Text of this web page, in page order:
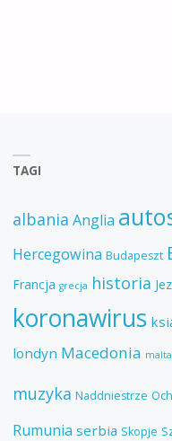
TAGI
albania Anglia
Hercegowina Budapeszt
Francja grecja historia
koronawirus
londyn Macedonia malta
muzyka Naddniestrze
Rumunia serbia Skopje